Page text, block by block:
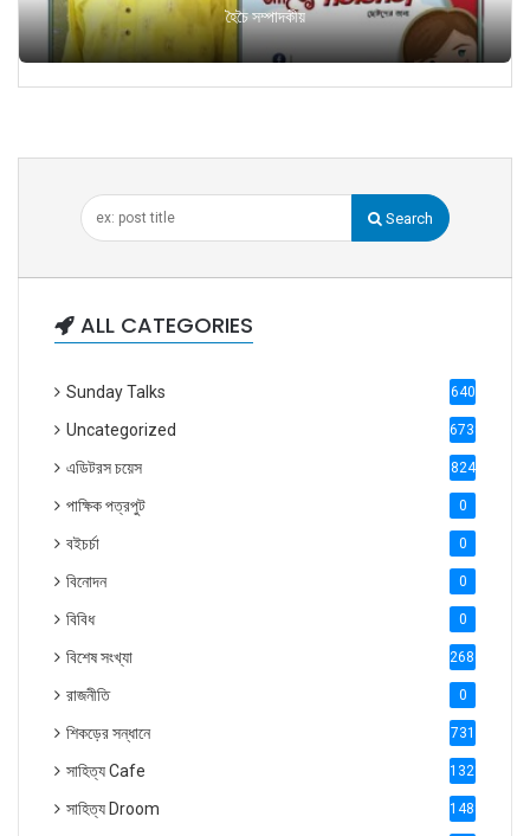
হৈচৈ সম্পাদকীয়
Search
ALL CATEGORIES
Sunday Talks 640
Uncategorized 6738
এডিটরস চয়েস 824
পাক্ষিক পত্রপুট 0
বইচর্চা 0
বিনোদন 0
বিবিধ 0
বিশেষ সংখ্যা 2686
রাজনীতি 0
শিকড়ের সন্ধানে 731
সাহিত্য Cafe 1321
সাহিত্য Droom 1488